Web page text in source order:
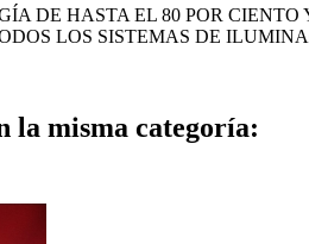
DE HASTA EL 80 POR
LOS SISTEMAS DE
la misma categoría: